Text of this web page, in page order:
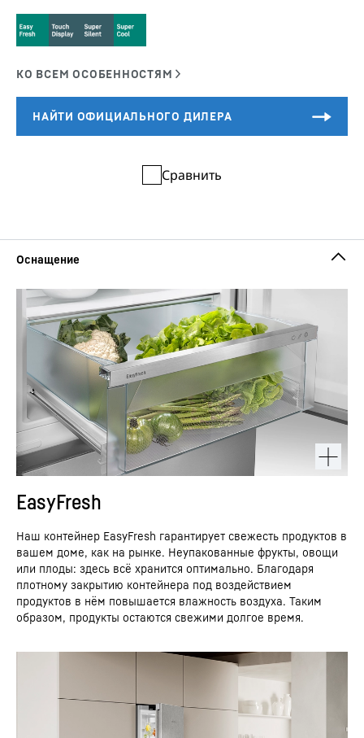
Сравнить
EasyFresh
Наш контейнер EasyFresh гарантирует свежесть продуктов в
вашем доме, как на рынке. Неупакованные фрукты, овощи
или плоды: здесь всё хранится оптимально. Благодаря
плотному закрытию контейнера под воздействием
продуктов в нём повышается влажность воздуха. Таким
образом, продукты остаются свежими долгое время.